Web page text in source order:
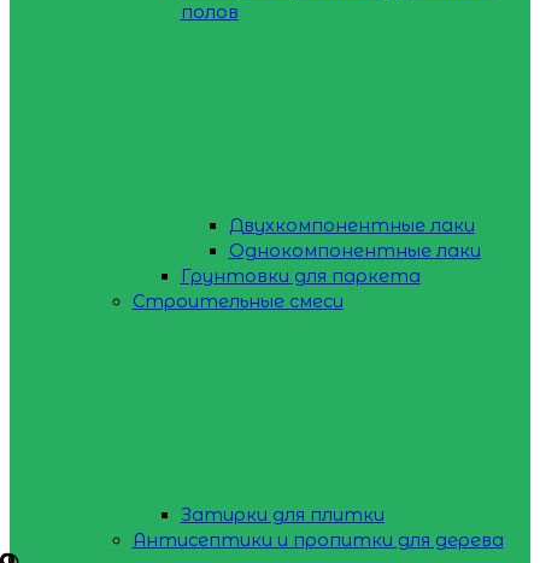
полов
Двухкомпонентные лаки
Однокомпонентные лаки
Грунтовки для паркета
Строительные смеси
Затирки для плитки
Антисептики и пропитки для дерева